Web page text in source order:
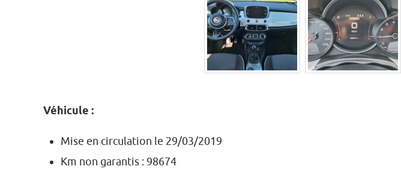
Véhicule :
Mise en circulation le 29/03/2019
Km non garantis : 98674